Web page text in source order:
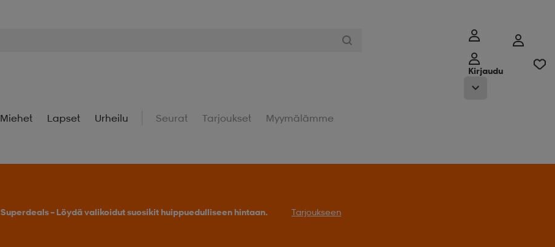
Kirjaudu
Miehet Lapset Urheilu Seurat Tarjoukset Myymälämme
Superdeals – Löydä valikoidut suosikit huippuedulliseen hintaan. Tarjoukseen